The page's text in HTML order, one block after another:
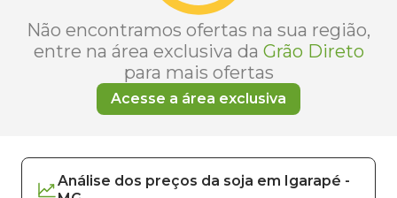
Não encontramos ofertas na sua região,
entre na área exclusiva da Grão Direto
para mais ofertas
Acesse a área exclusiva
Análise dos preços da soja em Igarapé -